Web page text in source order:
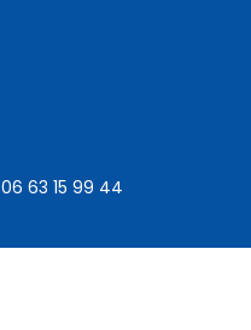
06 63 15 99 44